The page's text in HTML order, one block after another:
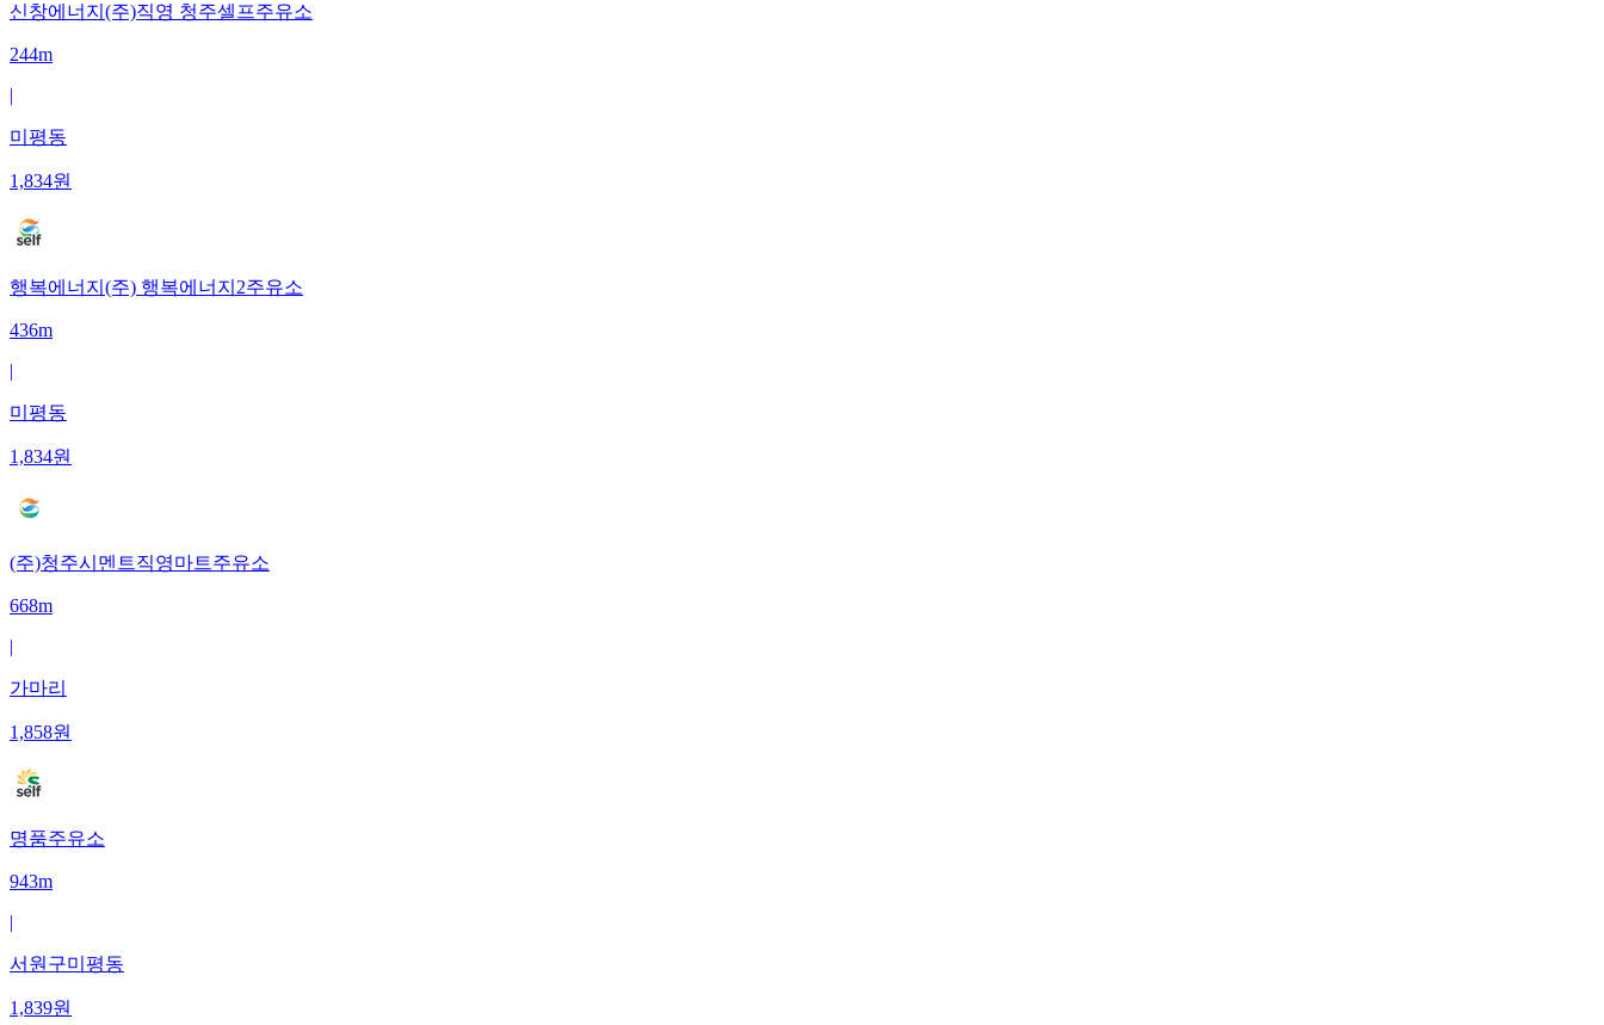
신창에너지(주)직영 청주셀프주유소
244m
|
미평동
1,834원
행복에너지(주) 행복에너지2주유소
436m
|
미평동
1,834원
(주)청주시멘트직영마트주유소
668m
|
가마리
1,858원
명품주유소
943m
|
서원구미평동
1,839원